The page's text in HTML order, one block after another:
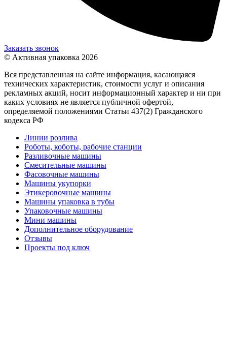
Заказать звонок
© Активная упаковка 2026
Вся представленная на сайте информация, касающаяся
технических характеристик, стоимости услуг и описания
рекламных акций, носит информационный характер и ни при
каких условиях не является публичной офертой,
определяемой положениями Статьи 437(2) Гражданского
кодекса РФ
Линии розлива
Роботы, коботы, рабочие станции
Разливочные машины
Смесительные машины
Фасовочные машины
Машины укупорки
Этикеровочные машины
Машины упаковка в тубы
Упаковочные машины
Мини машины
Дополнительное оборудование
Отзывы
Проекты под ключ